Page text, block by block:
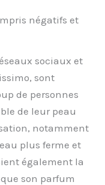
négatifs et
sociaux et
sont
de personnes
de leur peau
notamment
plus ferme et
également la
son parfum